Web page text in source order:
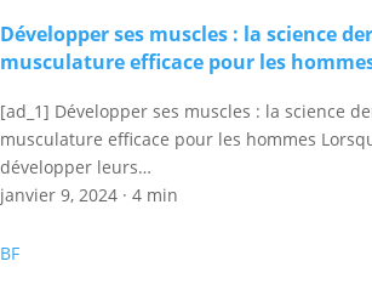
Développer ses muscles : la science
musculature efficace pour les
[ad_1] Développer ses muscles : la science
musculature efficace pour les hommes
développer leurs…
janvier 9, 2024 · 4 min
BF